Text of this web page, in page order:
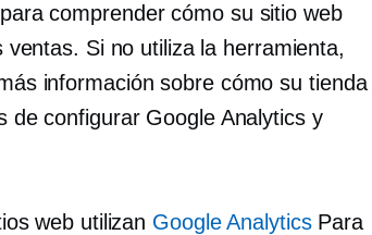
comprender cómo su sitio web
Si no utiliza la herramienta,
información sobre cómo su tienda
de configurar Google Analytics y
web utilizan Google AnalyticsPara